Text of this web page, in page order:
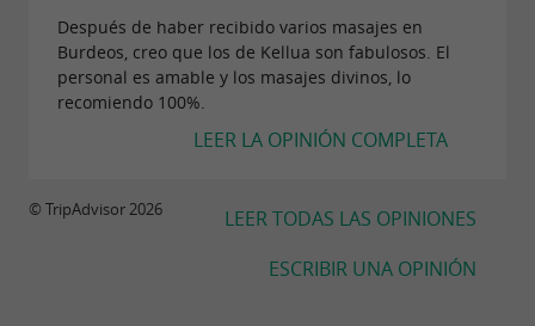
Después de haber recibido varios masajes en
Burdeos, creo que los de Kellua son fabulosos. El
personal es amable y los masajes divinos, lo
recomiendo 100%.
LEER LA OPINIÓN COMPLETA
LEER TODAS LAS OPINIONES
ESCRIBIR UNA OPINIÓN
© TripAdvisor 2026